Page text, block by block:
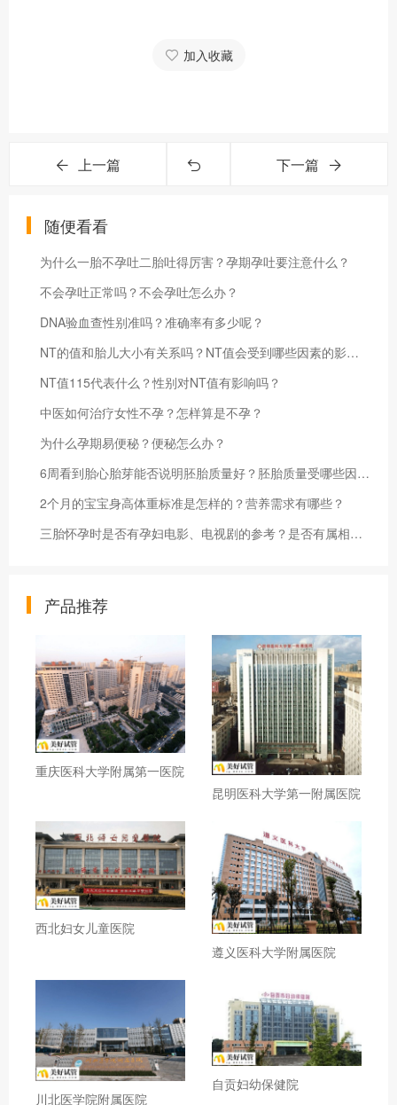
加入收藏
上一篇 下一篇
随便看看
为什么一胎不孕吐二胎吐得厉害？孕期孕吐要注意什么？
不会孕吐正常吗？不会孕吐怎么办？
DNA验血查性别准吗？准确率有多少呢？
NT的值和胎儿大小有关系吗？NT值会受到哪些因素的影响？
NT值115代表什么？性别对NT值有影响吗？
中医如何治疗女性不孕？怎样算是不孕？
为什么孕期易便秘？便秘怎么办？
6周看到胎心胎芽能否说明胚胎质量好？胚胎质量受哪些因素影响？
2个月的宝宝身高体重标准是怎样的？营养需求有哪些？
三胎怀孕时是否有孕妇电影、电视剧的参考？是否有属相的参考？
产品推荐
重庆医科大学附属第一医院
昆明医科大学第一附属医院
西北妇女儿童医院
遵义医科大学附属医院
川北医学院附属医院
自贡妇幼保健院